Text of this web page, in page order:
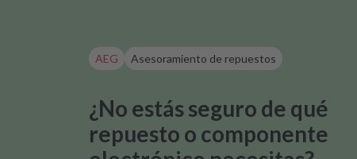
AEG Asesoramiento de repuestos
¿No estás seguro de qué
repuesto o componente